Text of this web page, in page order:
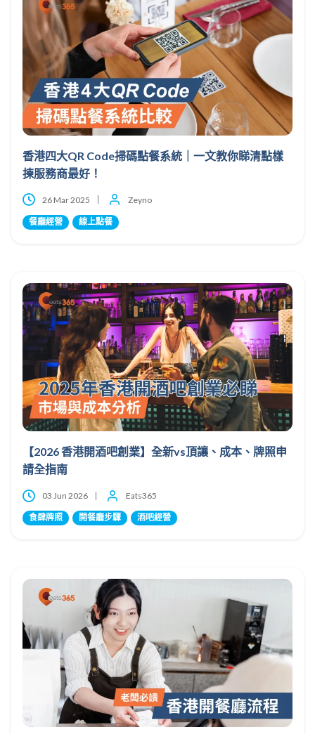
香港四大QR Code掃碼點餐系統｜一文教你睇清點樣
揀服務商最好！
26 Mar 2025 Zeyno
餐廳經營 線上點餐
【2026 香港開酒吧創業】全新vs頂讓、成本、牌照申
請全指南
03 Jun 2026 Eats365
食肆牌照 開餐廳步驟 酒吧經營